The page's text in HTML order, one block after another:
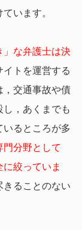
います。
」な弁護士は決
トを運営する
，交通事故や債
，あくまでも
いるところが多
門分野として
絞っていま
きることのない